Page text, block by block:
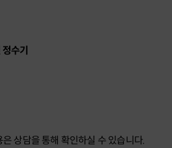
수기
상담을 통해 확인하실 수 있습니다.